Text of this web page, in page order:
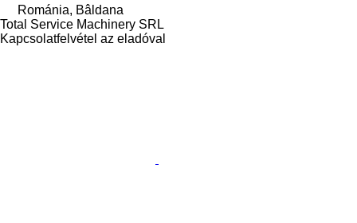
Románia, Bâldana
Total Service Machinery SRL
Kapcsolatfelvétel az eladóval